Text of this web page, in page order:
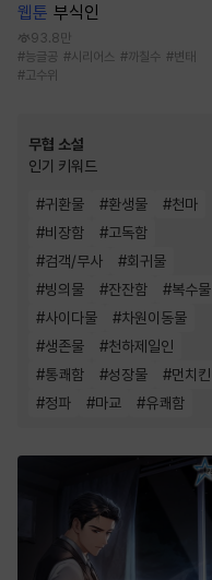
웹툰 부식인
93.8만
#능글공 #시리어스 #까칠수 #변태
#고수위
무협 소설
인기 키워드
#귀환물 #환생물 #천마
#비장함 #고독함
#검객/무사 #회귀물
#빙의물 #잔잔함 #복수물
#사이다물 #차원이동물
#생존물 #천하제일인
#통쾌함 #성장물 #먼치킨
#정파 #마교 #유쾌함